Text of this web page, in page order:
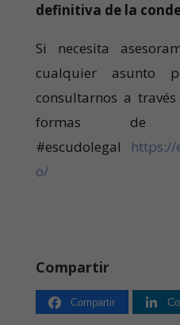
definitiva de la
Si necesita
cualquier asunto
consultarnos a
formas de
#escudolegal https://
o/
Compartir
Compartir